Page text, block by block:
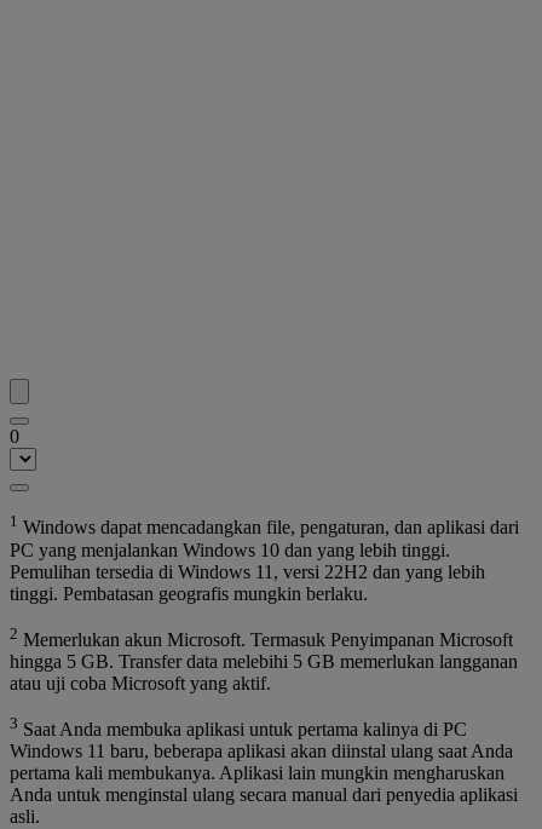
0
1 Windows dapat mencadangkan file, pengaturan, dan aplikasi dari
PC yang menjalankan Windows 10 dan yang lebih tinggi.
Pemulihan tersedia di Windows 11, versi 22H2 dan yang lebih
tinggi. Pembatasan geografis mungkin berlaku.
2 Memerlukan akun Microsoft. Termasuk Penyimpanan Microsoft
hingga 5 GB. Transfer data melebihi 5 GB memerlukan langganan
atau uji coba Microsoft yang aktif.
3 Saat Anda membuka aplikasi untuk pertama kalinya di PC
Windows 11 baru, beberapa aplikasi akan diinstal ulang saat Anda
pertama kali membukanya. Aplikasi lain mungkin mengharuskan
Anda untuk menginstal ulang secara manual dari penyedia aplikasi
asli.